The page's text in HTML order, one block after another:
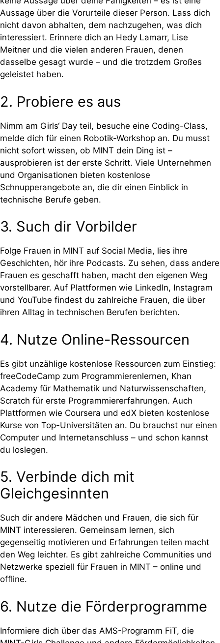
Aussage über die Vorurteile dieser Person. Lass dich
nicht davon abhalten, dem nachzugehen, was dich
interessiert. Erinnere dich an Hedy Lamarr, Lise
Meitner und die vielen anderen Frauen, denen
dasselbe gesagt wurde – und die trotzdem Großes
geleistet haben.
2. Probiere es aus
Nimm am Girls‘ Day teil, besuche eine Coding-Class,
melde dich für einen Robotik-Workshop an. Du musst
nicht sofort wissen, ob MINT dein Ding ist –
ausprobieren ist der erste Schritt. Viele Unternehmen
und Organisationen bieten kostenlose
Schnupperangebote an, die dir einen Einblick in
technische Berufe geben.
3. Such dir Vorbilder
Folge Frauen in MINT auf Social Media, lies ihre
Geschichten, hör ihre Podcasts. Zu sehen, dass andere
Frauen es geschafft haben, macht den eigenen Weg
vorstellbarer. Auf Plattformen wie LinkedIn, Instagram
und YouTube findest du zahlreiche Frauen, die über
ihren Alltag in technischen Berufen berichten.
4. Nutze Online-Ressourcen
Es gibt unzählige kostenlose Ressourcen zum Einstieg:
freeCodeCamp zum Programmierenlernen, Khan
Academy für Mathematik und Naturwissenschaften,
Scratch für erste Programmiererfahrungen. Auch
Plattformen wie Coursera und edX bieten kostenlose
Kurse von Top-Universitäten an. Du brauchst nur einen
Computer und Internetanschluss – und schon kannst
du loslegen.
5. Verbinde dich mit
Gleichgesinnten
Such dir andere Mädchen und Frauen, die sich für
MINT interessieren. Gemeinsam lernen, sich
gegenseitig motivieren und Erfahrungen teilen macht
den Weg leichter. Es gibt zahlreiche Communities und
Netzwerke speziell für Frauen in MINT – online und
offline.
6. Nutze die Förderprogramme
Informiere dich über das AMS-Programm FiT, die